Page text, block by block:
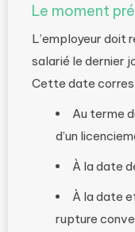
Le moment
L’employeur
salarié le dernier
Cette date
Au terme
d’un
À la date
À la date
rupture